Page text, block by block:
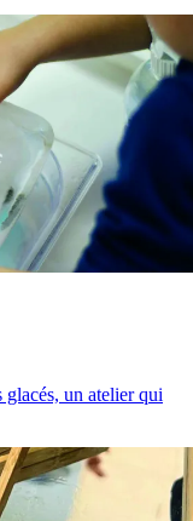
un atelier qui